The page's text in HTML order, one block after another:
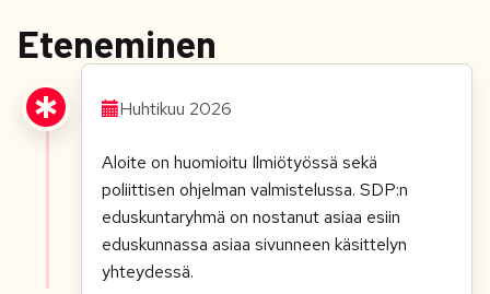
Eteneminen
Huhtikuu 2026
Aloite on huomioitu Ilmiötyössä sekä
poliittisen ohjelman valmistelussa. SDP:n
eduskuntaryhmä on nostanut asiaa esiin
eduskunnassa asiaa sivunneen käsittelyn
yhteydessä.